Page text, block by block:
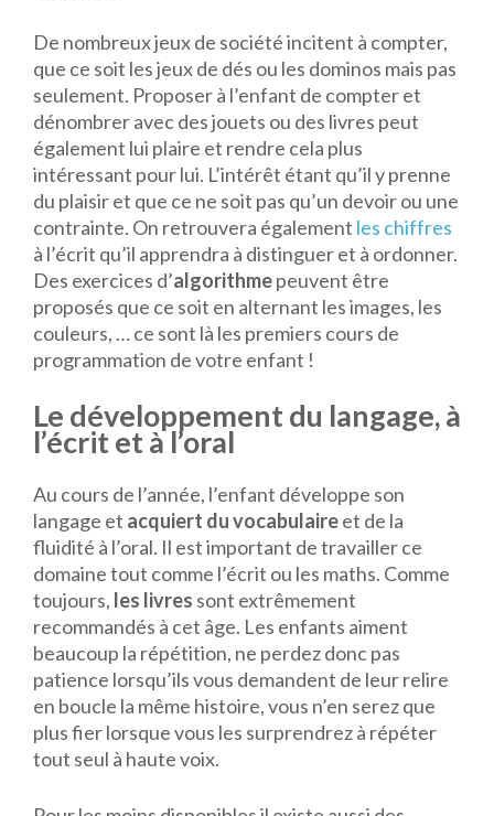
De nombreux jeux de société incitent à compter,
que ce soit les jeux de dés ou les dominos mais pas
seulement. Proposer à l’enfant de compter et
dénombrer avec des jouets ou des livres peut
également lui plaire et rendre cela plus
intéressant pour lui. L’intérêt étant qu’il y prenne
du plaisir et que ce ne soit pas qu’un devoir ou une
contrainte. On retrouvera également les chiffres
à l’écrit qu’il apprendra à distinguer et à ordonner.
Des exercices d’algorithmepeuvent être
proposés que ce soit en alternant les images, les
couleurs, … ce sont là les premiers cours de
programmation de votre enfant !
Le développement du langage, à
l’écrit et à l’oral
Au cours de l’année, l’enfant développe son
langage et acquiert du vocabulaireet de la
fluidité à l’oral. Il est important de travailler ce
domaine tout comme l’écrit ou les maths. Comme
toujours, les livres sont extrêmement
recommandés à cet âge. Les enfants aiment
beaucoup la répétition, ne perdez donc pas
patience lorsqu’ils vous demandent de leur relire
en boucle la même histoire, vous n’en serez que
plus fier lorsque vous les surprendrez à répéter
tout seul à haute voix.